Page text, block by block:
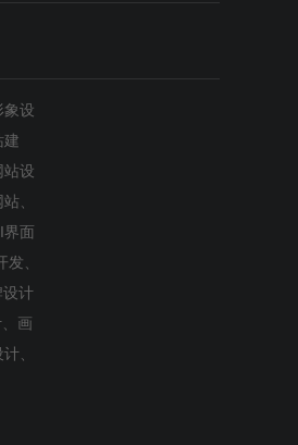
象设
建
站设
、
界面
、
设计
画
、